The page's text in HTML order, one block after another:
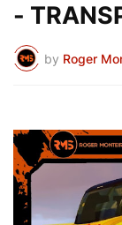
-
by Roger